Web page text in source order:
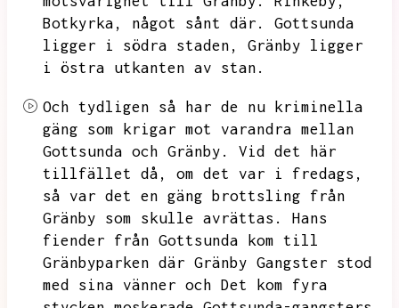
Botkyrka,
något sånt där.
Gottsunda
ligger i södra staden,
Gränby ligger
i östra utkanten av stan.
Och tydligen så har de nu kriminella
gäng som krigar mot varandra mellan
Gottsunda och Gränby.
Vid det här
tillfället då,
om det var i fredags,
så var det en gäng brottsling från
Gränby som skulle avrättas.
Hans
fiender från Gottsunda kom till
Gränbyparken där Gränby Gangster stod
med sina vänner och Det kom fyra